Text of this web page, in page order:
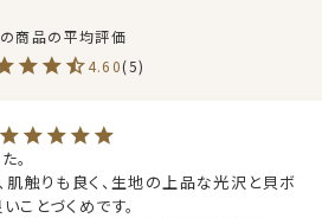
たピンポイントオックスフォ
と上品さを併せ持ったドレッシ
4.60 5
。
肌触りも良く、生地の上品な光沢と貝ボ
ことづくめです。